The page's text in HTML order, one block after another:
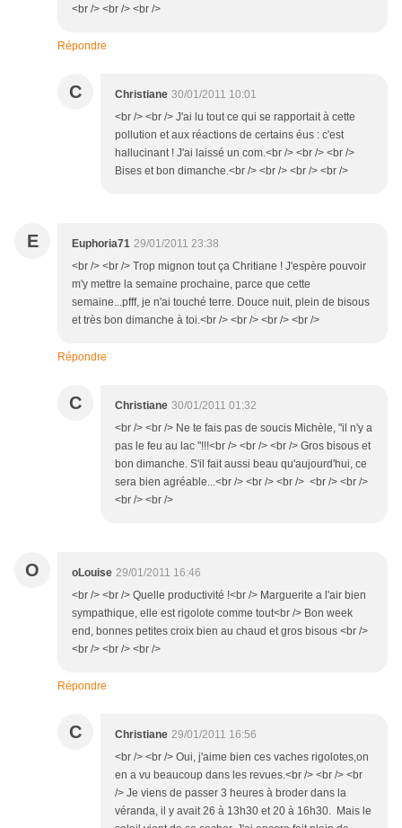
<br /> <br /> <br />
Répondre
C Christiane 30/01/2011 10:01
<br /> <br /> J'ai lu tout ce qui se rapportait à cette
pollution et aux réactions de certains éus : c'est
hallucinant ! J'ai laissé un com.<br /> <br /> <br />
Bises et bon dimanche.<br /> <br /> <br /> <br />
E Euphoria71 29/01/2011 23:38
<br /> <br /> Trop mignon tout ça Chritiane ! J'espère pouvoir
m'y mettre la semaine prochaine, parce que cette
semaine...pfff, je n'ai touché terre. Douce nuit, plein de bisous
et très bon dimanche à toi.<br /> <br /> <br /> <br />
Répondre
C Christiane 30/01/2011 01:32
<br /> <br /> Ne te fais pas de soucis Michèle, "il n'y a
pas le feu au lac "!!!<br /> <br /> <br /> Gros bisous et
bon dimanche. S'il fait aussi beau qu'aujourd'hui, ce
sera bien agréable...<br /> <br /> <br /> <br /> <br />
<br /> <br />
O oLouise 29/01/2011 16:46
<br /> <br /> Quelle productivité !<br /> Marguerite a l'air bien
sympathique, elle est rigolote comme tout<br /> Bon week
end, bonnes petites croix bien au chaud et gros bisous <br />
<br /> <br /> <br />
Répondre
C Christiane 29/01/2011 16:56
<br /> <br /> Oui, j'aime bien ces vaches rigolotes,on
en a vu beaucoup dans les revues.<br /> <br /> <br
/> Je viens de passer 3 heures à broder dans la
véranda, il y avait 26 à 13h30 et 20 à 16h30. Mais le